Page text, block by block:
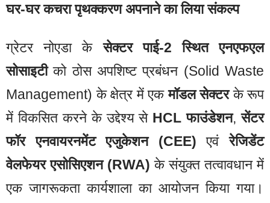
घर-घर कचरा पृथक्करण अपनाने का लिया संकल्प
ग्रेटर नोएडा केसेक्टर पाई-2 स्थित एनएफएल
सोसाइटीको ठोस अपशिष्ट प्रबंधन (Solid Waste
Management) के क्षेत्र में एकमॉडल सेक्टरके रूप
में विकसित करने के उद्देश्य से HCL फाउंडेशन,सेंटर
फॉर एनवायरनमेंट एजुकेशन (CEE) एवंरेजिडेंट
वेलफेयर एसोसिएशन (RWA) के संयुक्त तत्वावधान में
एक जागरूकता कार्यशाला का आयोजन किया गया।